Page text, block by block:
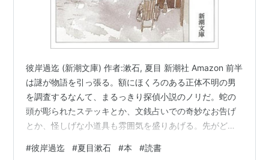
彼岸過迄 (新潮文庫) 作者:漱石, 夏目 新潮社 Amazon 前半
は謎が物語を引っ張る。額にほくろのある正体不明の男
を調査するなんて、まるっきり探偵小説のノリだ。蛇の
頭が彫られたステッキとか、文銭占いでの奇妙なお告げ
とか、怪しげな小道具も雰囲気を盛りあげる。先がどう
ジャンルが変わったように感じた。ここからは須永と千
#彼岸過迄 #夏目漱石 #本 #読書